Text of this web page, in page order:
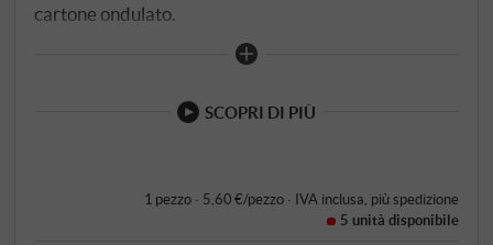
cartone ondulato.
SCOPRI DI PIÙ
1 pezzo · 5,60 €/pezzo· IVA inclusa, più spedizione
5 unità disponibile